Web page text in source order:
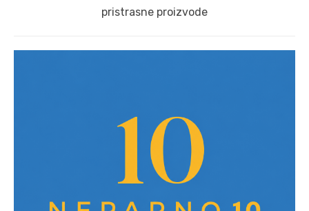
pristrasne proizvode